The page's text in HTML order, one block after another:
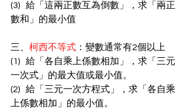
(3)   給「這兩正數互為倒數」，求「兩正
數和」的最小值
三、 柯西不等式 ：變數通常有2個以上
(1)   給「各自乘上係數相加」，求「三元
一次式」的最大值或最小值。
(2)   給「三元一次方程式」，求「各自乘
上係數相加」的最小值。